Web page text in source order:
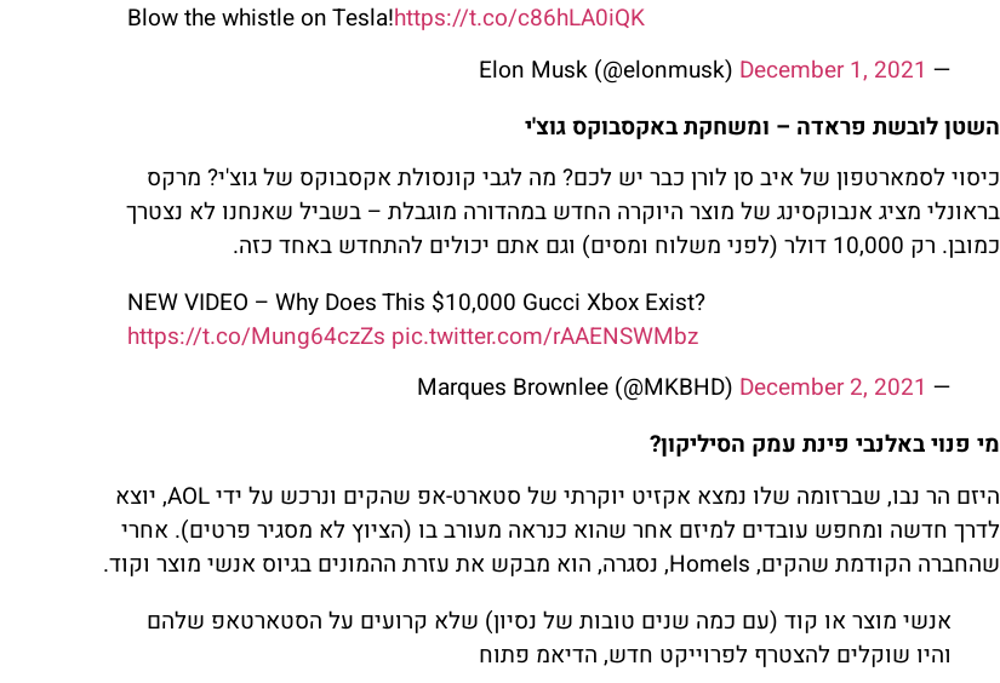
Blow the whistle on Tesla!https://t.co/c86hLA0iQK
— Elon Musk (@elonmusk)
December 1, 2021
השטן לובשת פראדה – ומשחקת באקסבוקס גוצ'י
כיסוי לסמארטפון של איב סן לורן כבר יש לכם? מה לגבי קונסולת אקסבוקס של גוצ'י? מרקס
בראונלי מציג אנבוקסינג של מוצר היוקרה החדש במהדורה מוגבלת – בשביל שאנחנו לא נצטרך
כמובן. רק 10,000 דולר (לפני משלוח ומסים) וגם אתם יכולים להתחדש באחד כזה.
NEW VIDEO – Why Does This $10,000 Gucci Xbox Exist?
https://t.co/Mung64czZs pic.twitter.com/rAAENSWMbz
— Marques Brownlee (@MKBHD)
December 2, 2021
מי פנוי באלנבי פינת עמק הסיליקון?
היזם הר נבו, שברזומה שלו נמצא אקזיט יוקרתי של סטארט-אפ שהקים ונרכש על ידי AOL, יוצא
לדרך חדשה ומחפש עובדים למיזם אחר שהוא כנראה מעורב בו (הציוץ לא מסגיר פרטים). אחרי
שהחברה הקודמת שהקים, HomeIs, נסגרה, הוא מבקש את עזרת ההמונים בגיוס אנשי מוצר וקוד.
אנשי מוצר או קוד (עם כמה שנים טובות של נסיון) שלא קרועים על הסטארטאפ שלהם
והיו שוקלים להצטרף לפרוייקט חדש, הדיאמ פתוח